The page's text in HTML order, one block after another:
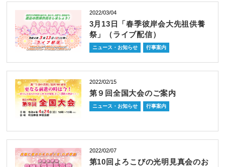
2022/03/04
3月13日「春季彼岸会大先祖供養
祭」（ライブ配信）
ニュース・お知らせ 行事案内
2022/02/15
第９回全国大会のご案内
ニュース・お知らせ 行事案内
2022/02/07
第10回よろこびの光明見真会のお